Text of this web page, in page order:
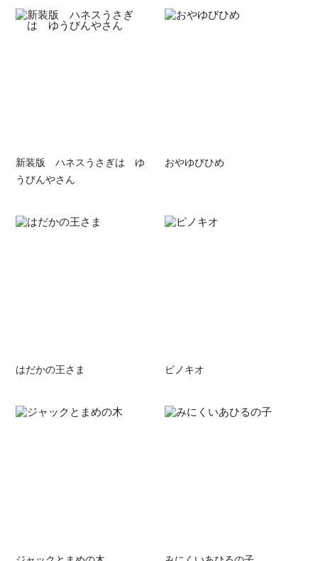
新装版 ハネスうさぎは ゆ
うびんやさん
おやゆびひめ
はだかの王さま ピノキオ